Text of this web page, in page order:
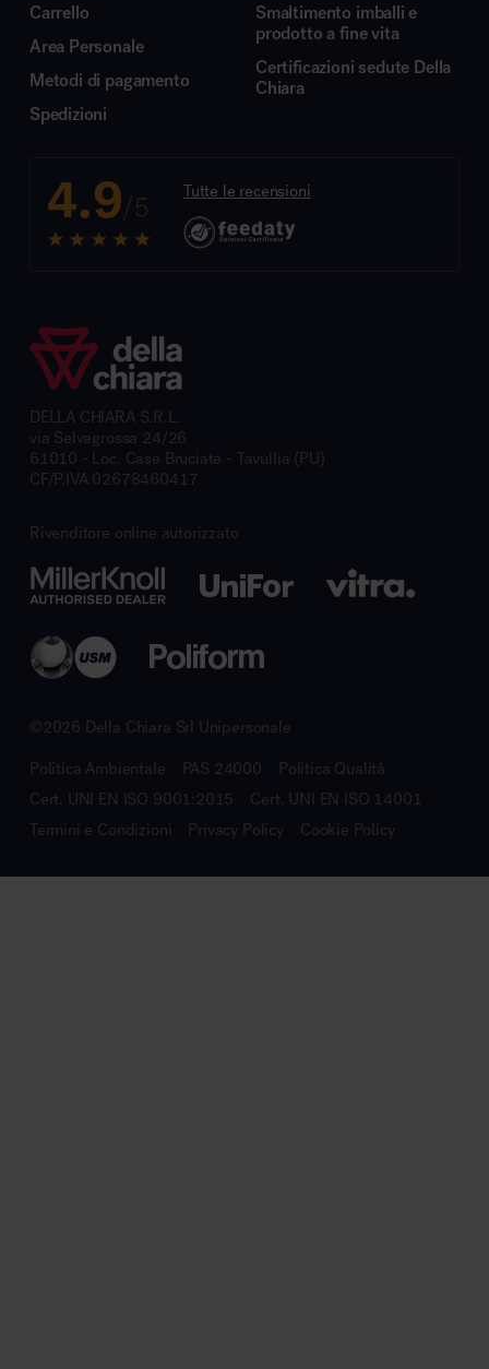
Carrello
Area Personale
Metodi di pagamento
Spedizioni
Smaltimento imballi e
prodotto a fine vita
Certificazioni sedute Della
Chiara
4.9/5 Tutte le recensioni
DELLA CHIARA S.R.L.
via Selvagrossa 24/26
61010 - Loc. Case Bruciate - Tavullia (PU)
CF/P.IVA 02678460417
Rivenditore online autorizzato
©2026 Della Chiara Srl Unipersonale
Politica Ambientale PAS 24000
Politica Qualità
Cert. UNI EN ISO 9001:2015
Cert. UNI EN ISO 14001
Termini e Condizioni
Privacy Policy Cookie Policy